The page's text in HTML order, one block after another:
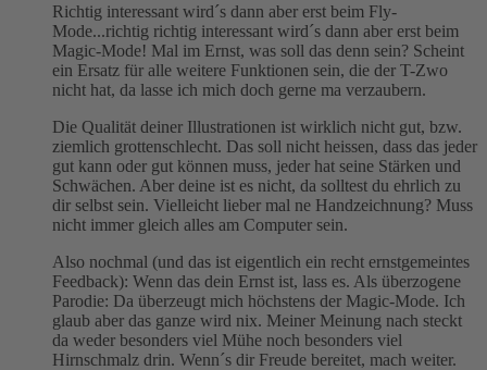
Richtig interessant wird´s dann aber erst beim Fly-
Mode...richtig richtig interessant wird´s dann aber erst beim
Magic-Mode! Mal im Ernst, was soll das denn sein? Scheint
ein Ersatz für alle weitere Funktionen sein, die der T-Zwo
nicht hat, da lasse ich mich doch gerne ma verzaubern.
Die Qualität deiner Illustrationen ist wirklich nicht gut, bzw.
ziemlich grottenschlecht. Das soll nicht heissen, dass das jeder
gut kann oder gut können muss, jeder hat seine Stärken und
Schwächen. Aber deine ist es nicht, da solltest du ehrlich zu
dir selbst sein. Vielleicht lieber mal ne Handzeichnung? Muss
nicht immer gleich alles am Computer sein.
Also nochmal (und das ist eigentlich ein recht ernstgemeintes
Feedback): Wenn das dein Ernst ist, lass es. Als überzogene
Parodie: Da überzeugt mich höchstens der Magic-Mode. Ich
glaub aber das ganze wird nix. Meiner Meinung nach steckt
da weder besonders viel Mühe noch besonders viel
Hirnschmalz drin. Wenn´s dir Freude bereitet, mach weiter.